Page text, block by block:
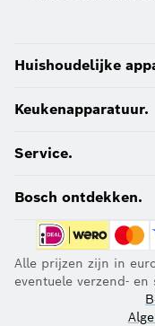
Huishoudelijke
Keukenapparatuur.
Service.
Bosch ontdekken.
Alle prijzen zijn in
eventuele verzend- en